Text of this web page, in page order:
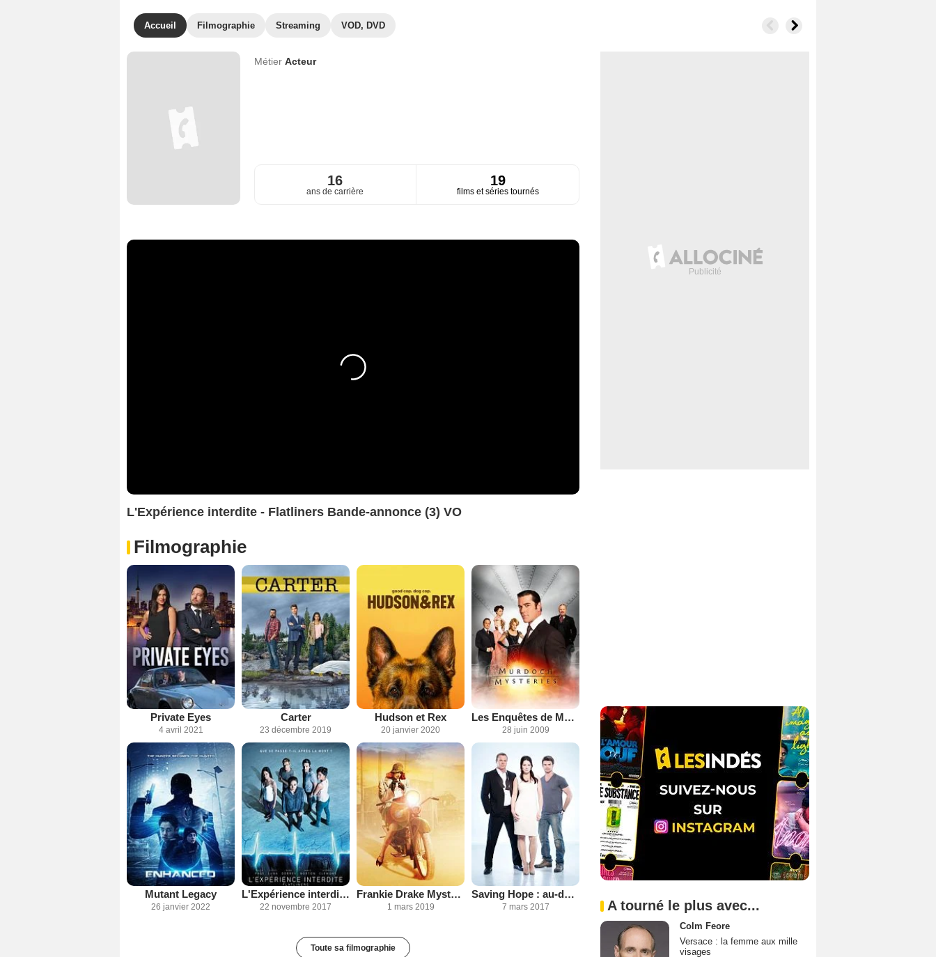
Accueil Filmographie Streaming VOD, DVD
Métier Acteur
16
ans de carrière
19
films et séries tournés
L'Expérience interdite - Flatliners Bande-annonce (3) VO
Filmographie
Private Eyes
4 avril 2021
Carter
23 décembre 2019
Hudson et Rex
20 janvier 2020
Les Enquêtes de Murdoch
28 juin 2009
Mutant Legacy
26 janvier 2022
L'Expérience interdite - Flatliners
22 novembre 2017
Frankie Drake Mysteries
1 mars 2019
Saving Hope : au-delà de la médecine
7 mars 2017
Toute sa filmographie
A tourné le plus avec...
Colm Feore
Versace : la femme aux mille
visages